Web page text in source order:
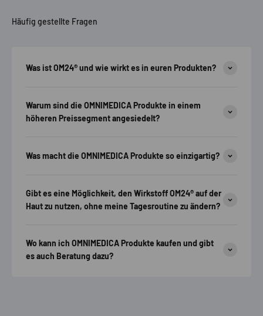
Häufig gestellte Fragen
Was ist OM24® und wie wirkt es in euren Produkten?
Warum sind die OMNIMEDICA Produkte in einem
höheren Preissegment angesiedelt?
Was macht die OMNIMEDICA Produkte so einzigartig?
Gibt es eine Möglichkeit, den Wirkstoff OM24® auf der
Haut zu nutzen, ohne meine Tagesroutine zu ändern?
Wo kann ich OMNIMEDICA Produkte kaufen und gibt
es auch Beratung dazu?